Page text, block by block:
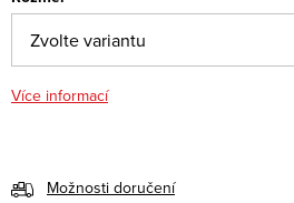
Více informací
Možnosti doručení